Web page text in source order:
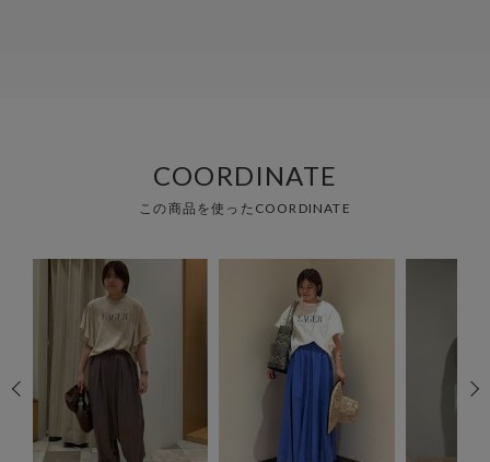
COORDINATE
この商品を使ったCOORDINATE